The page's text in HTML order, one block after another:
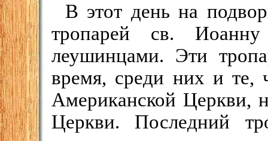
В этот день на
тропарей св. Иоанну
леушинцами. Эти
время, среди них и те,
Американской Церкви,
Церкви. Последний